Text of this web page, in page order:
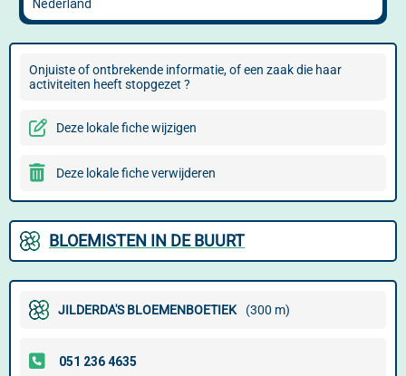
Onjuiste of ontbrekende informatie, of een zaak die haar
activiteiten heeft stopgezet ?
Deze lokale fiche wijzigen
Deze lokale fiche verwijderen
BLOEMISTEN IN DE BUURT
JILDERDA'S BLOEMENBOETIEK (300 m)